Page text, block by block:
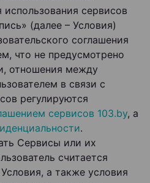
сервисов
(далее – Условия)
соглашения
что не предусмотрено
отношения между
в связи с
регулируются
сервисов 103.by, а
.
Сервисы или их
считается
а также условия